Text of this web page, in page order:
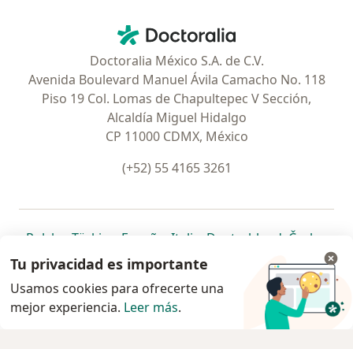
Doctoralia - Página de inicio
Doctoralia México S.A. de C.V.
Avenida Boulevard Manuel Ávila Camacho No. 118
Piso 19 Col. Lomas de Chapultepec V Sección,
Alcaldía Miguel Hidalgo
CP 11000 CDMX, México
(+52) 55 4165 3261
Polska se abre en una nueva pestaña
Türkiye se abre en una nueva pestaña
España se abre en una nueva pestaña
Italia se abre en una nueva
Deutschlandse abre en
Česko
Portugal
se abre en una nueva pestaña
México se abre en una nueva pestaña
Chile se abre en una nueva pestaña
Brasil se abre en una nueva
se abre en
se
se abre en una nueva
www.doctoralia.com.mx © 2026 - Encuentra tu
Tu privacidad es importante
Usamos cookies para ofrecerte una
mejor experiencia. Leer más.